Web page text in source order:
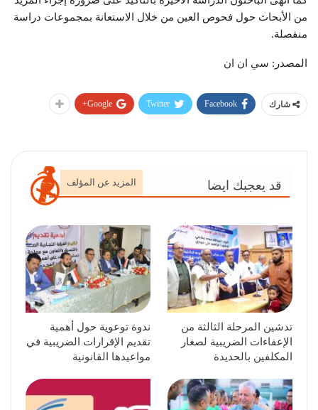
من الأبحاث حول فحوص العين من خلال الاستعانة بمجموعات دراسة
منفصلة.
المصدر: سي ان ان
شارك Facebook
Twitter
Google+
قد يعجبك ايضا المزيد عن المؤلف
تدشين المرحلة الثالثة من
الإعفاءات الضريبية لصغار
المكلفين بالحديدة
ندوة توعوية حول أهمية
تقديم الإقرارات الضريبية في
مواعيدها القانونية